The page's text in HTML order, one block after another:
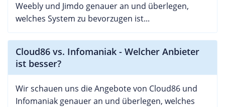
Weebly und Jimdo genauer an und überlegen,
welches System zu bevorzugen ist...
Cloud86 vs. Infomaniak - Welcher Anbieter
ist besser?
Wir schauen uns die Angebote von Cloud86 und
Infomaniak genauer an und überlegen, welches